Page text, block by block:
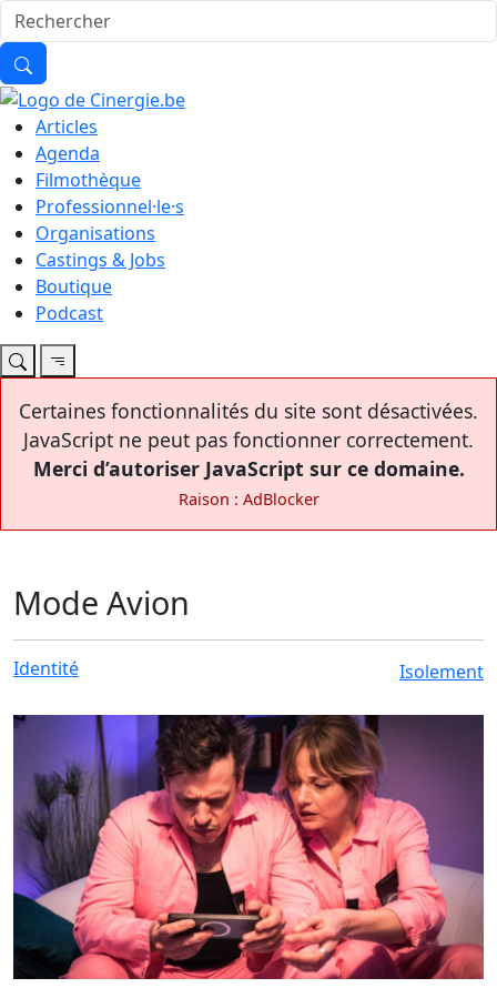
Articles
Agenda
Filmothèque
Professionnel·le·s
Organisations
Castings & Jobs
Boutique
Podcast
Certaines fonctionnalités du site sont désactivées.
JavaScript ne peut pas fonctionner correctement.
Merci d’autoriser JavaScript sur ce domaine.
Raison : AdBlocker
Mode Avion
Identité Isolement